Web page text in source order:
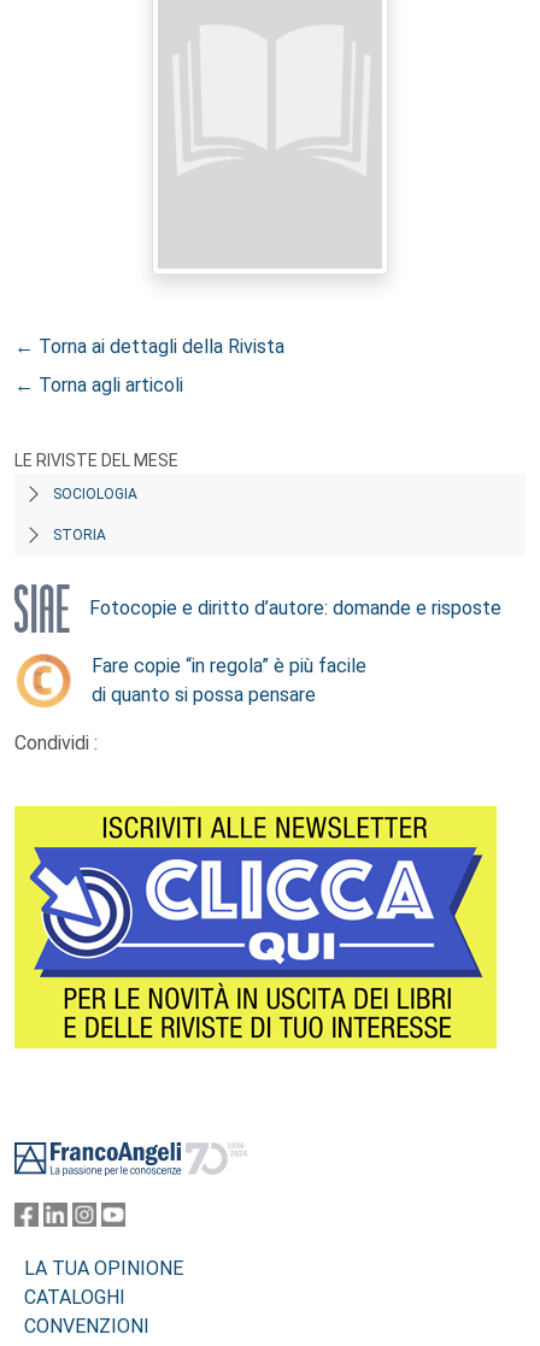
← Torna ai dettagli della Rivista
← Torna agli articoli
LE RIVISTE DEL MESE
SOCIOLOGIA
STORIA
Fotocopie e diritto d’autore: domande e risposte
Fare copie “in regola” è più facile
di quanto si possa pensare
Condividi :
LA TUA OPINIONE
CATALOGHI
CONVENZIONI